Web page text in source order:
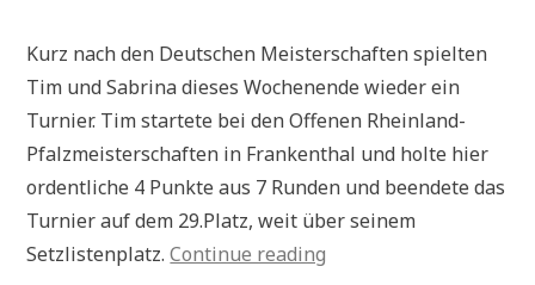
Kurz nach den Deutschen Meisterschaften spielten
Tim und Sabrina dieses Wochenende wieder ein
Turnier. Tim startete bei den Offenen Rheinland-
Pfalzmeisterschaften in Frankenthal und holte hier
ordentliche 4 Punkte aus 7 Runden und beendete das
Turnier auf dem 29.Platz, weit über seinem
Setzlistenplatz.Continue reading